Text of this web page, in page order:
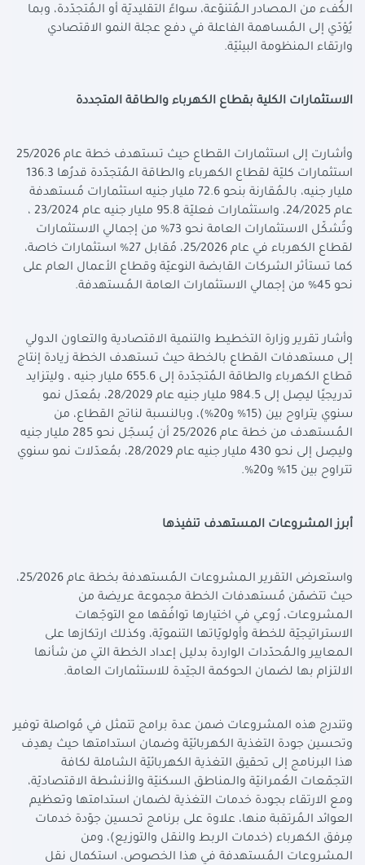
الكُفء من الـمصادر الـمُتنوّعة، سواءً التقليديّة أو الـمُتجدّدة، وبما
يُؤدّي إلى الـمُساهمة الفاعلة في دفع عجلة النمو الاقتصادي
وارتقاء الـمنظومة البيئيّة.
الاستثمارات الكلية بقطاع الكهرباء والطاقة المتجددة
وأشارت إلى استثمارات القطاع حيث تستهدف خطة عام 25/2026
استثمارات كليّة لقطاع الكهرباء والطاقة الـمُتجدّدة قدرُها 136.3
مليار جنيه، بالـمُقارنة بنحو 72.6 مليار جنيه استثمارات مُستهدفة
عام 24/2025، واستثمارات فعليّة 95.8 مليار جنيه عام 23/2024 ،
وتُشكّل الاستثمارات العامة نحو 73% من إجمالي الاستثمارات
لقطاع الكهرباء في عام 25/2026، مُقابل 27% استثمارات خاصة،
كما تستأثر الشركات القابضة النوعيّة وقطاع الأعمال العام على
نحو 45% من إجمالي الاستثمارات العامة الـمُستهدفة.
وأشار تقرير وزارة التخطيط والتنمية الاقتصادية والتعاون الدولي
إلى مستهدفات القطاع بالخطة حيث تستهدف الخطة زيادة إنتاج
قطاع الكهرباء والطاقة الـمُتجدّدة إلى 655.6 مليار جنيه ، وليتزايد
تدريجيًا ليصِل إلى 984.5 مليار جنيه عام 28/2029، بمُعدّل نمو
سنوي يتراوح بين (15% و20%)، وبالنسبة لناتج القطاع، من
الـمُستهدف من خطة عام 25/2026 أن يُسجّل نحو 285 مليار جنيه
وليصِل إلى نحو 430 مليار جنيه عام 28/2029، بمُعدّلات نمو سنوي
تتراوح بين 15% و20%.
أبرز المشروعات المستهدف تنفيذها
واستعرض التقرير الـمشروعات الـمُستهدفة بخطة عام 25/2026،
حيث تتضمّن مُستهدفات الخطة مجموعة عريضة من
الـمشروعات، رُوعي في اختيارها توافُقها مع التوجّهات
الاستراتيجيّة للخطة وأولويّاتها التنمويّة، وكذلك ارتكازها على
الـمعايير والـمُحدّدات الواردة بدليل إعداد الخطة التي من شأنها
الالتزام بها لضمان الحوكمة الجيّدة للاستثمارات العامة.
وتندرج هذه المشروعات ضمن عدة برامج تتمثل في مُواصلة توفير
وتحسين جودة التغذية الكهربائيّة وضمان استدامتها حيث يهدِف
هذا البرنامج إلى تحقيق التغذية الكهربائيّة الشاملة لكافة
التجمّعات العُمرانيّة والـمناطق السكنيّة والأنشطة الاقتصاديّة،
ومع الارتقاء بجودة خدمات التغذية لضمان استدامتها وتعظيم
العوائد الـمُرتقبة منها، علاوة على برنامج تحسين جوّدة خدمات
مِرفق الكهرباء (خدمات الربط والنقل والتوزيع)، ومن
الـمشروعات الـمُستهدفة في هذا الخصوص، استكمال نقل